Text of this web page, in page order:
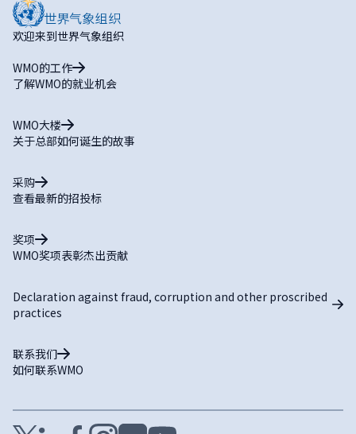
欢迎来到世界气象组织
WMO的工作
了解WMO的就业机会
WMO大楼
关于总部如何诞生的故事
采购
查看最新的招投标
奖项
WMO奖项表彰杰出贡献
Declaration against fraud, corruption and other proscribed
practices
联系我们
如何联系WMO